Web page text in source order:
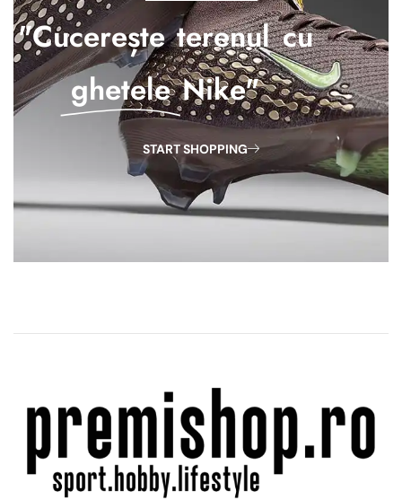
"Cucerește terenul cu
ghetele Nike"
START SHOPPING